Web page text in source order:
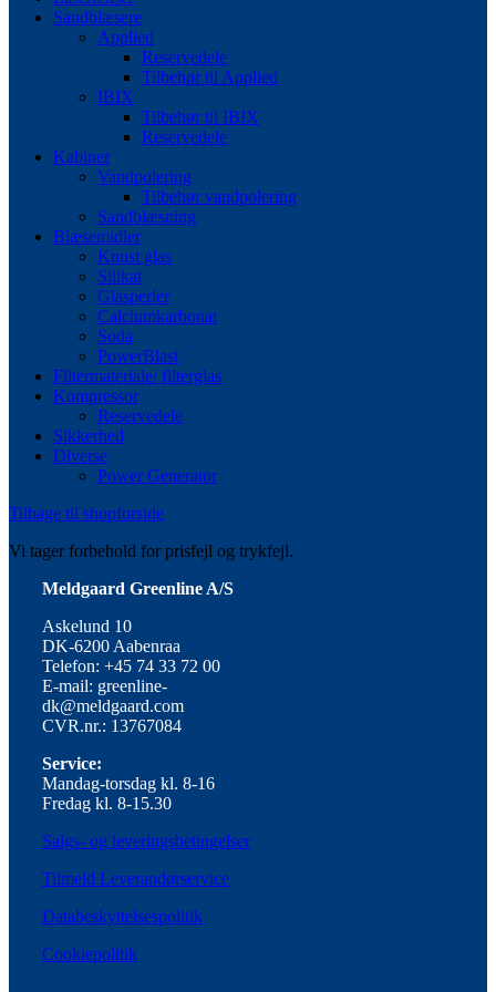
Sandblæsere
Applied
Reservedele
Tilbehør til Applied
IBIX
Tilbehør til IBIX
Reservedele
Kabiner
Vandpolering
Tilbehør vandpolering
Sandblæsning
Blæsemidler
Knust glas
Silikat
Glasperler
Calciumkarbonat
Soda
PowerBlast
Filtermateriale/ filterglas
Kompressor
Reservedele
Sikkerhed
Diverse
Power Generator
Tilbage til shopforside
Vi tager forbehold for prisfejl og trykfejl.
Meldgaard Greenline A/S
Askelund 10
DK-6200 Aabenraa
Telefon: +45 74 33 72 00
E-mail: greenline-
dk@meldgaard.com
CVR.nr.: 13767084
Service:
Mandag-torsdag kl. 8-16
Fredag kl. 8-15.30
Salgs- og leveringsbetingelser
Tilmeld Leverandørservice
Databeskyttelsespolitik
Cookiepolitik